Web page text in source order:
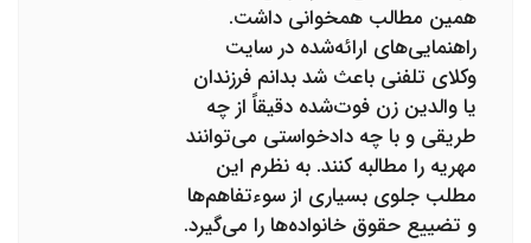
همین مطالب همخوانی داشت.
راهنمایی‌های ارائه‌شده در سایت
وکلای تلفنی باعث شد بدانم فرزندان
یا والدین زن فوت‌شده دقیقاً از چه
طریقی و با چه دادخواستی می‌توانند
مهریه را مطالبه کنند. به نظرم این
مطلب جلوی بسیاری از سوءتفاهم‌ها
و تضییع حقوق خانواده‌ها را می‌گیرد.